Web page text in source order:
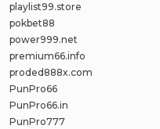
playlist99.store
pokbet88
power999.net
premium66.info
proded888x.com
PunPro66
PunPro66.in
PunPro777